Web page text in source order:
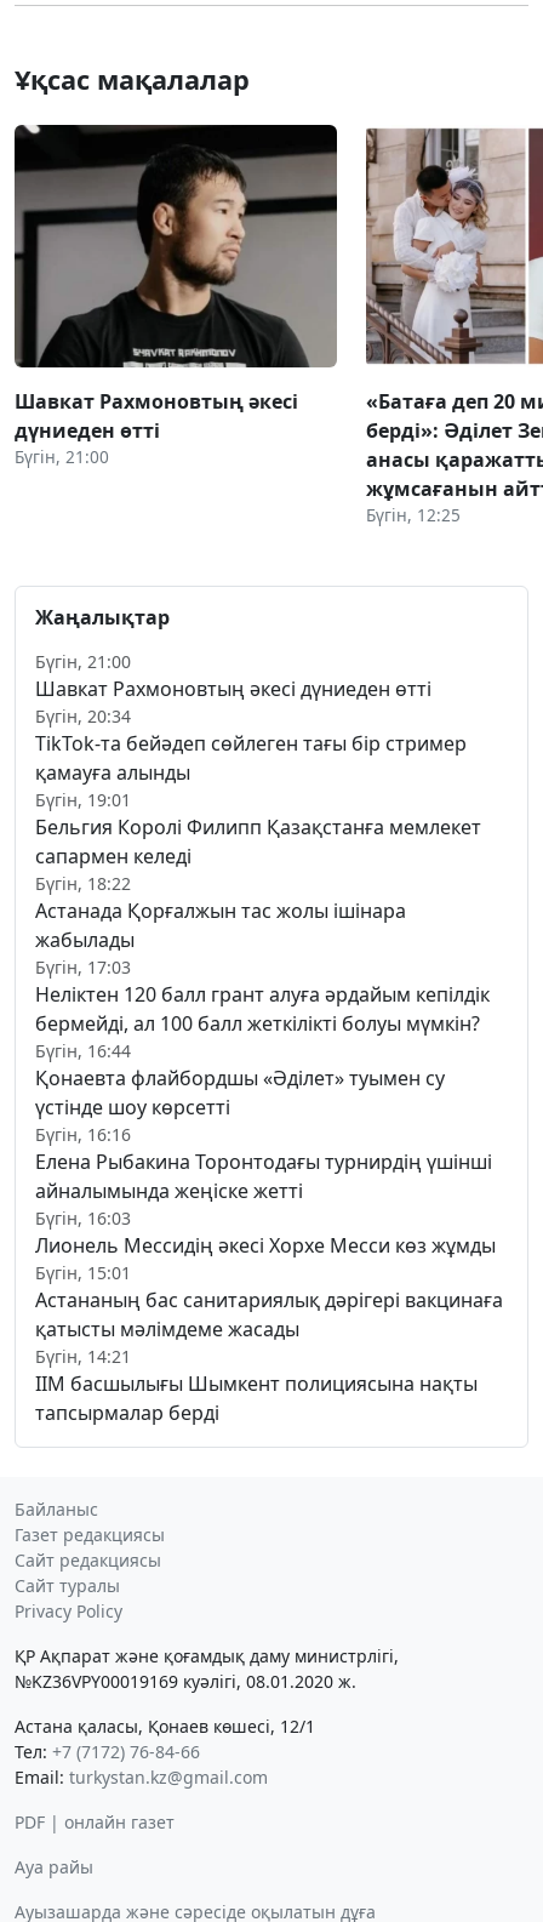
Ұқсас мақалалар
Шавкат Рахмоновтың әкесі
дүниеден өтті
Бүгін, 21:00
«Батаға деп 20
берді»: Әділет
анасы
жұмсағанын
Бүгін, 12:25
Жаңалықтар
Бүгін, 21:00
Шавкат Рахмоновтың әкесі дүниеден өтті
Бүгін, 20:34
TikTok-та бейәдеп сөйлеген тағы бір стример
қамауға алынды
Бүгін, 19:01
Бельгия Королі Филипп Қазақстанға мемлекет
сапармен келеді
Бүгін, 18:22
Астанада Қорғалжын тас жолы ішінара
жабылады
Бүгін, 17:03
Неліктен 120 балл грант алуға әрдайым кепілдік
бермейді, ал 100 балл жеткілікті болуы мүмкін?
Бүгін, 16:44
Қонаевта флайбордшы «Әділет» туымен су
үстінде шоу көрсетті
Бүгін, 16:16
Елена Рыбакина Торонтодағы турнирдің үшінші
айналымында жеңіске жетті
Бүгін, 16:03
Лионель Мессидің әкесі Хорхе Месси көз жұмды
Бүгін, 15:01
Астананың бас санитариялық дәрігері вакцинаға
қатысты мәлімдеме жасады
Бүгін, 14:21
ІІМ басшылығы Шымкент полициясына нақты
тапсырмалар берді
Байланыс
Газет редакциясы
Сайт редакциясы
Сайт туралы
Privacy Policy
ҚР Ақпарат және қоғамдық даму министрлігі,
№KZ36VPY00019169 куәлігі, 08.01.2020 ж.
Астана қаласы, Қонаев көшесі, 12/1
Тел: +7 (7172) 76-84-66
Email: turkystan.kz@gmail.com
PDF | онлайн газет
Ауа райы
Ауызашарда және сәресіде оқылатын дұға